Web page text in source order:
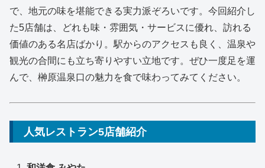
で、地元の味を堪能できる実力派ぞろいです。今回紹介し
た5店舗は、どれも味・雰囲気・サービスに優れ、訪れる
価値のある名店ばかり。駅からのアクセスも良く、温泉や
観光の合間にも立ち寄りやすい立地です。ぜひ一度足を運
んで、榊原温泉口の魅力を食で味わってみてください。
人気レストラン5店舗紹介